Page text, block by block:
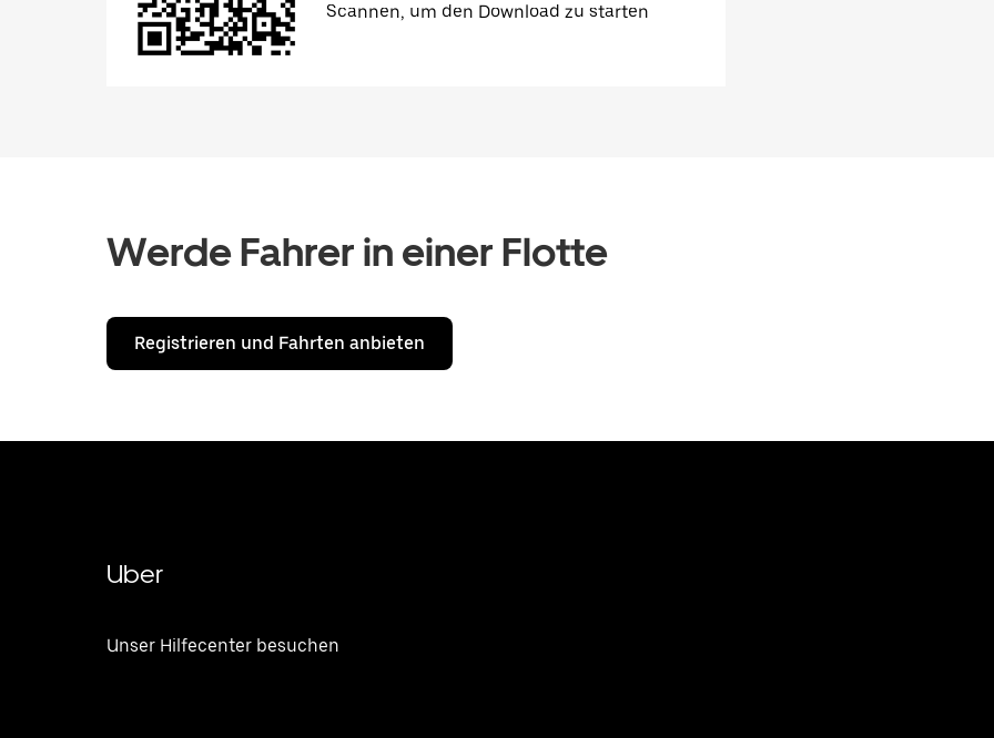
Scannen, um den Download zu starten
Werde Fahrer in einer Flotte
Registrieren und Fahrten anbieten
Uber
Unser Hilfecenter besuchen